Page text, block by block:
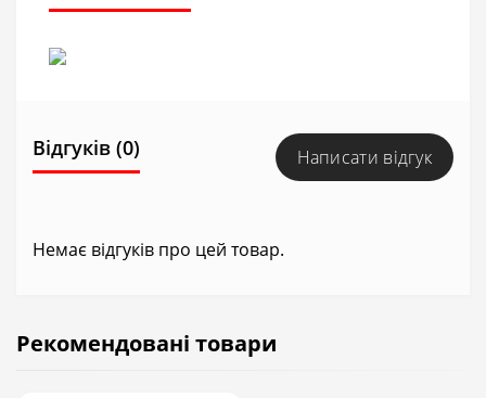
Відгуків (0) Написати відгук
Немає відгуків про цей товар.
Рекомендовані товари